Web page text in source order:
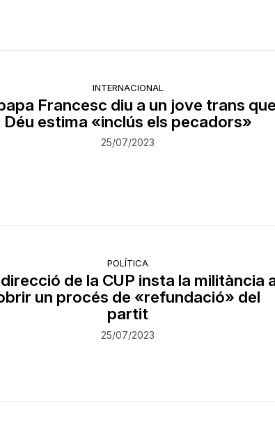
INTERNACIONAL
Francesc diu a un jove trans
Déu estima «inclús els pecadors»
25/07/2023
POLÍTICA
de la CUP insta la militància
un procés de «refundació» del
partit
25/07/2023